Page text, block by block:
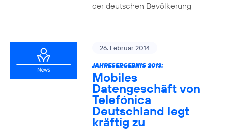
der deutschen Bevölkerung
26. Februar 2014
JAHRESERGEBNIS 2013:
Mobiles
Datengeschäft von
Telefónica
Deutschland legt
kräftig zu